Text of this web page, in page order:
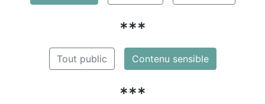
***
Tout public Contenu sensible
***